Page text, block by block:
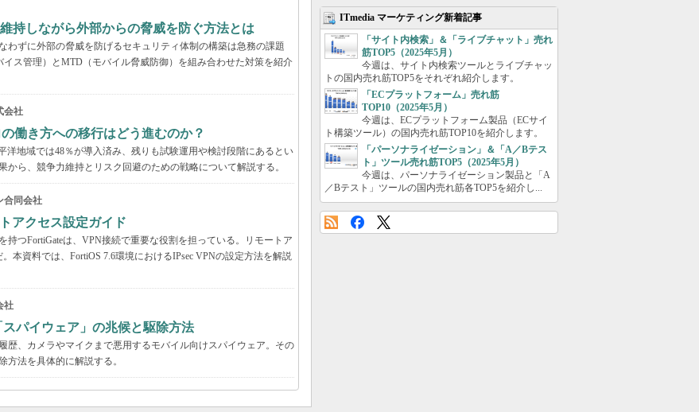
しながら外部からの脅威を防ぐ方法とは
わずに外部の脅威を防げるセキュリティ体制の構築は急務の課題
ス管理）とMTD（モバイル脅威防御）を組み合わせた対策を紹介
会社
働き方への移行はどう進むのか？
洋地域では48％が導入済み、残りも試験運用や検討段階にあるとい
から、競争力維持とリスク回避のための戦略について解説する。
合同会社
アクセス設定ガイド
つFortiGateは、VPN接続で重要な役割を担っている。リモートア
本資料では、FortiOS 7.6環境におけるIPsec VPNの設定方法を解説
社
パイウェア」の兆候と駆除方法
歴、カメラやマイクまで悪用するモバイル向けスパイウェア。その
方法を具体的に解説する。
ITmedia マーケティング新着記事
「サイト内検索」＆「ライブチャット」売れ
筋TOP5（2025年5月）
今週は、サイト内検索ツールとライブチャッ
トの国内売れ筋TOP5をそれぞれ紹介します。
「ECプラットフォーム」売れ筋
TOP10（2025年5月）
今週は、ECプラットフォーム製品（ECサイ
ト構築ツール）の国内売れ筋TOP10を紹介します。
「パーソナライゼーション」＆「A／Bテス
ト」ツール売れ筋TOP5（2025年5月）
今週は、パーソナライゼーション製品と「A
／Bテスト」ツールの国内売れ筋各TOP5を紹介し...